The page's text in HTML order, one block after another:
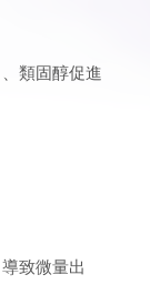
類固醇促進
致微量出